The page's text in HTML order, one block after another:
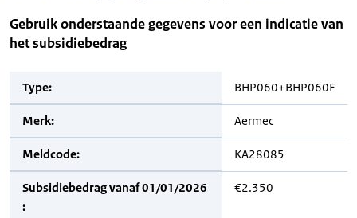
Gebruik onderstaande gegevens voor een indicatie van
het subsidiebedrag
Type: BHP060+BHP060F
Merk: Aermec
Meldcode: KA28085
Subsidiebedrag vanaf 01/01/2026
:
€2.350